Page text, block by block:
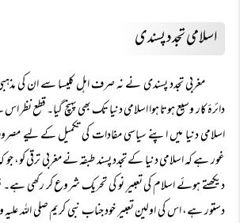
اسلامی تجدد پسندی
مغربی تجدد پسندی نے نہ صرف اہل کلیسا سے ان کی
دائرۂ کار وسیع ہوتا ہوا اسلامی دنیا تک بھی پہنچ گیا۔ قطع نظر
اسلامی دنیا میں اپنے سیاسی مفادات کی تکمیل کے لیے
غور ہے کہ اسلامی دنیا کے تجدد پسند طبقہ نے مغربی ترقی کو،
دیکھتے ہوئے اسلام کی تعبیرِ نو کی تحریک شروع کر رکھی ہے۔
دستور ہے، اس کی اولین تعبیر خود جناب نبی کریم صلی اللہ